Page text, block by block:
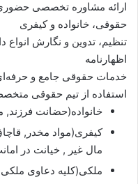
ارائه مشاوره تخصصی حضوری،
حقوقی، خانواده و کیفری
تنظیم، تدوین و نگارش انواع
اظهارنامه
خدمات حقوقی جامع و
استفاده از تیم حقوقی
خانواده(حضانت فرزند,
کیفری(مواد مخدر,
مال غیر , خیانت در
ملکی(کلیه دعاوی ملکی